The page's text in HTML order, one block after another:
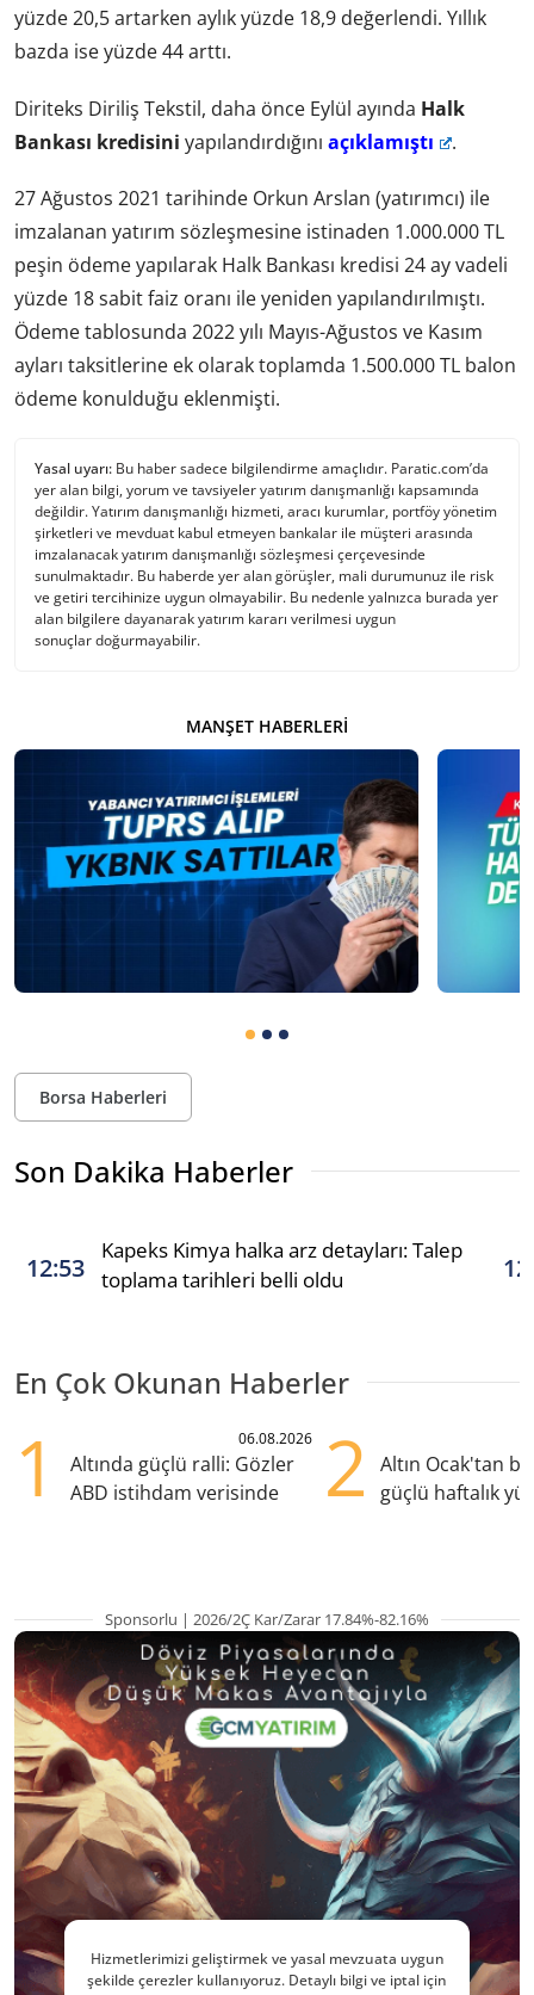
yüzde 20,5 artarken aylık yüzde 18,9 değerlendi. Yıllık
bazda ise yüzde 44 arttı.
Diriteks Diriliş Tekstil, daha önce Eylül ayında Halk
Bankası kredisini yapılandırdığını açıklamıştı .
27 Ağustos 2021 tarihinde Orkun Arslan (yatırımcı) ile
imzalanan yatırım sözleşmesine istinaden 1.000.000 TL
peşin ödeme yapılarak Halk Bankası kredisi 24 ay vadeli
yüzde 18 sabit faiz oranı ile yeniden yapılandırılmıştı.
Ödeme tablosunda 2022 yılı Mayıs-Ağustos ve Kasım
ayları taksitlerine ek olarak toplamda 1.500.000 TL balon
ödeme konulduğu eklenmişti.
Yasal uyarı: Bu haber sadece bilgilendirme amaçlıdır. Paratic.com’da
yer alan bilgi, yorum ve tavsiyeler yatırım danışmanlığı kapsamında
değildir. Yatırım danışmanlığı hizmeti, aracı kurumlar, portföy yönetim
şirketleri ve mevduat kabul etmeyen bankalar ile müşteri arasında
imzalanacak yatırım danışmanlığı sözleşmesi çerçevesinde
sunulmaktadır. Bu haberde yer alan görüşler, mali durumunuz ile risk
ve getiri tercihinize uygun olmayabilir. Bu nedenle yalnızca burada yer
alan bilgilere dayanarak yatırım kararı verilmesi uygun
sonuçlar doğurmayabilir.
MANŞET HABERLERI
Borsa Haberleri
Son Dakika Haberler
12:53
Kapeks Kimya halka arz detayları: Talep
toplama tarihleri belli oldu
En Çok Okunan Haberler
1 06.08.2026
Altında güçlü ralli: Gözler
ABD istihdam verisinde
2
Altın Ocak'tan
güçlü haftalık
Sponsorlu | 2026/2Ç Kar/Zarar 17.84%-82.16%
Hizmetlerimizi geliştirmek ve yasal mevzuata uygun
şekilde çerezler kullanıyoruz. Detaylı bilgi ve iptal için